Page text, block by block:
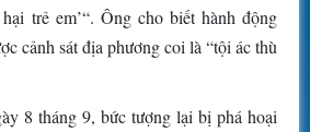
trẻ em’“. Ông cho biết hành động
cảnh sát địa phương coi là “tội ác thù
8 tháng 9, bức tượng lại bị phá hoại